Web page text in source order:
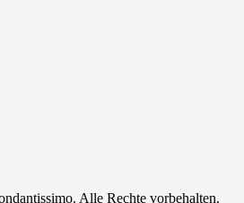
Alle Rechte vorbehalten.